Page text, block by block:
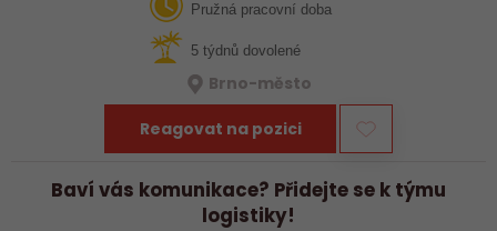
Pružná pracovní doba
5 týdnů dovolené
Brno-město
Reagovat na pozici
Baví vás komunikace? Přidejte se k týmu
logistiky!